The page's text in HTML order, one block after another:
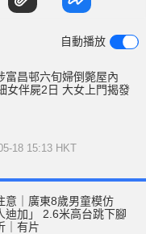
e
(16日)早上到達上
自動播放
富昌邨六旬婦倒斃屋內
女伴屍2日 大女上門揭發
18 15:13 HKT
意｜廣東8歲男童模仿
2.6米高台跳下腳
｜有片